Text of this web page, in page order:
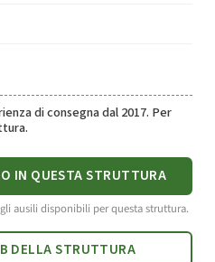
di consegna dal 2017. Per
IN QUESTA STRUTTURA
ausili disponibili per questa struttura.
DELLA STRUTTURA